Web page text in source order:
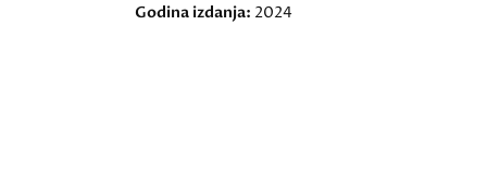
Godina izdanja: 2024